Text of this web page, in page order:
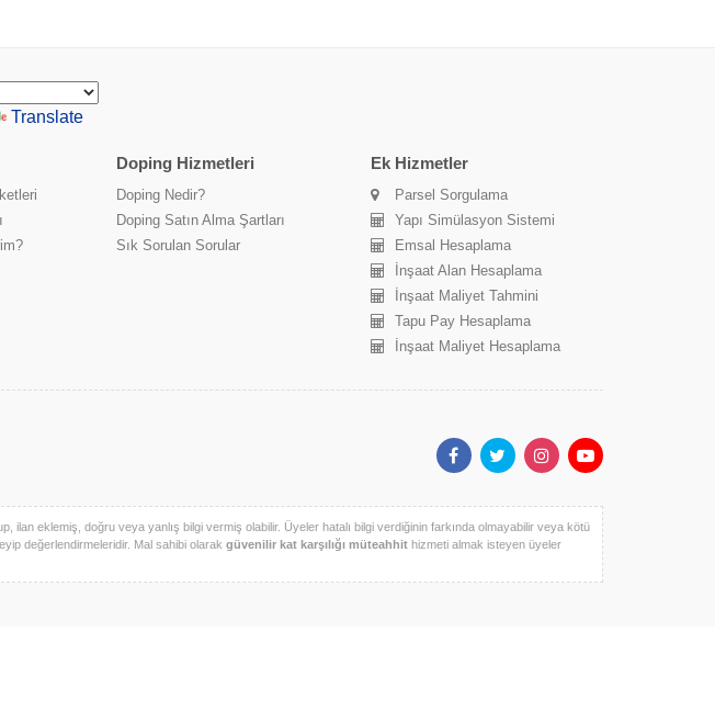
Translate
Doping Hizmetleri
Doping Nedir?
Doping Satın Alma Şartları
Sık Sorulan Sorular
Ek Hizmetler
Parsel Sorgulama
Yapı Simülasyon Sistemi
Emsal Hesaplama
İnşaat Alan Hesaplama
İnşaat Maliyet Tahmini
Tapu Pay Hesaplama
İnşaat Maliyet Hesaplama
ilan eklemiş, doğru veya yanlış bilgi vermiş olabilir. Üyeler hatalı bilgi verdiğinin farkında olmayabilir veya kötü
değerlendirmeleridir. Mal sahibi olarak güvenilir kat karşılığı müteahhit hizmeti almak isteyen üyeler